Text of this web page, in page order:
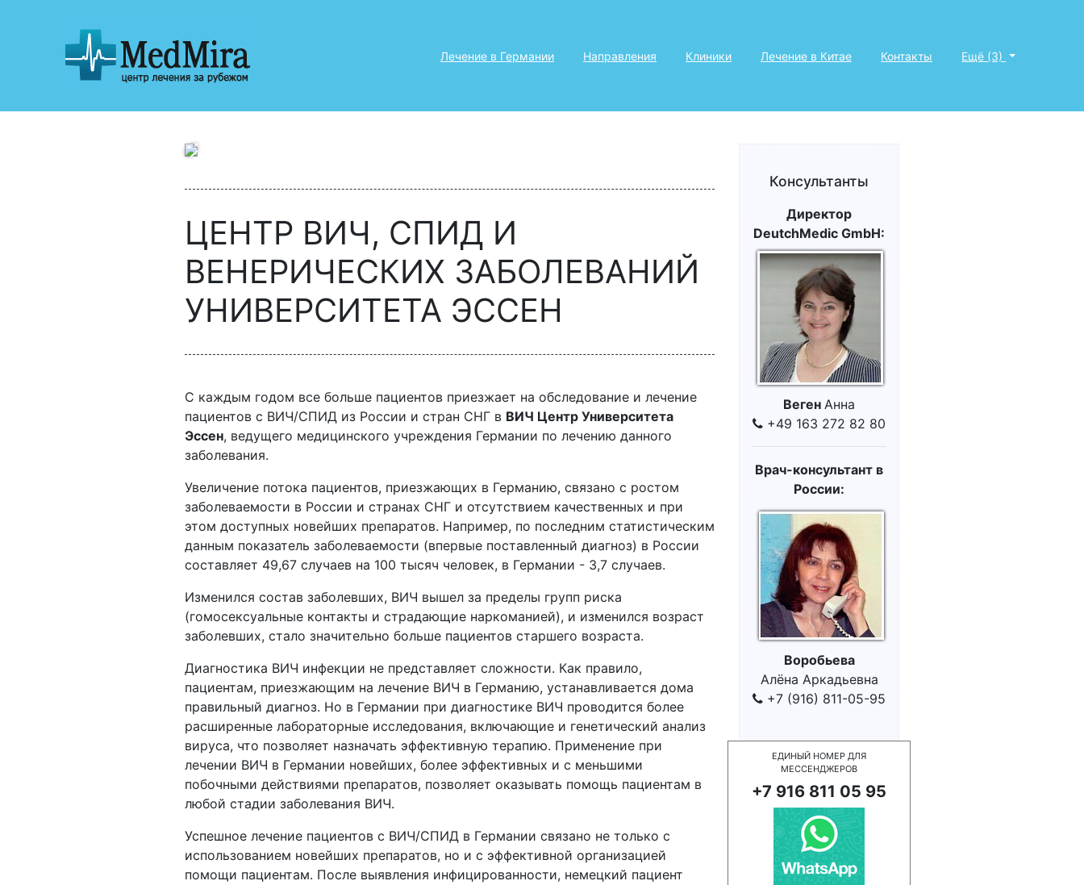
Лечение в Германии Направления Клиники Лечение в Китае Контакты Ещё (3)
ЦЕНТР ВИЧ, СПИД И
ВЕНЕРИЧЕСКИХ ЗАБОЛЕВАНИЙ
УНИВЕРСИТЕТА ЭССЕН
С каждым годом все больше пациентов приезжает на обследование и лечение
пациентов с ВИЧ/СПИД из России и стран СНГ в ВИЧ Центр Университета
Эссен, ведущего медицинского учреждения Германии по лечению данного
заболевания.
Увеличение потока пациентов, приезжающих в Германию, связано с ростом
заболеваемости в России и странах СНГ и отсутствием качественных и при
этом доступных новейших препаратов. Например, по последним статистическим
данным показатель заболеваемости (впервые поставленный диагноз) в России
составляет 49,67 случаев на 100 тысяч человек, в Германии - 3,7 случаев.
Изменился состав заболевших, ВИЧ вышел за пределы групп риска
(гомосексуальные контакты и страдающие наркоманией), и изменился возраст
заболевших, стало значительно больше пациентов старшего возраста.
Диагностика ВИЧ инфекции не представляет сложности. Как правило,
пациентам, приезжающим на лечение ВИЧ в Германию, устанавливается дома
правильный диагноз. Но в Германии при диагностике ВИЧ проводится более
расширенные лабораторные исследования, включающие и генетический анализ
вируса, что позволяет назначать эффективную терапию. Применение при
лечении ВИЧ в Германии новейших, более эффективных и с меньшими
побочными действиями препаратов, позволяет оказывать помощь пациентам в
любой стадии заболевания ВИЧ.
Успешное лечение пациентов с ВИЧ/СПИД в Германии связано не только с
использованием новейших препаратов, но и с эффективной организацией
помощи пациентам. После выявления инфицированности, немецкий пациент
Консультанты
Директор
DeutchMedic GmbH:
Веген Анна
+49 163 272 82 80
Врач-консультант в
России:
Воробьева
Алёна Аркадьевна
+7 (916) 811-05-95
ЕДИНЫЙ НОМЕР ДЛЯ
МЕССЕНДЖЕРОВ
+7 916 811 05 95